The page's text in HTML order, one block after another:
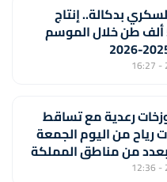
بدكالة.. إنتاج
يناهز 544 ألف طن خلال الموسم
رعدية مع تساقط
رياح من اليوم الجمعة
بعدد من مناطق المملكة